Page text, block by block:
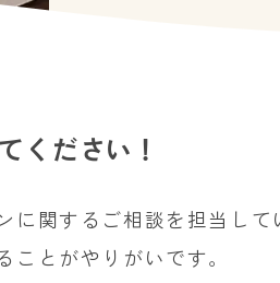
ください！
関するご相談を担当し
とがやりがいです。